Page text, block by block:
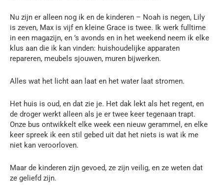
Nu zijn er alleen nog ik en de kinderen – Noah is negen, Lily
is zeven, Max is vijf en kleine Grace is twee. Ik werk fulltime
in een magazijn, en ’s avonds en in het weekend neem ik elke
klus aan die ik kan vinden: huishoudelijke apparaten
repareren, meubels sjouwen, muren bijwerken.
Alles wat het licht aan laat en het water laat stromen.
Het huis is oud, en dat zie je. Het dak lekt als het regent, en
de droger werkt alleen als je er twee keer tegenaan trapt.
Onze bus ontwikkelt elke week een nieuw gerammel, en elke
keer spreek ik een stil gebed uit dat het niets is wat ik me
niet kan veroorloven.
Maar de kinderen zijn gevoed, ze zijn veilig, en ze weten dat
ze geliefd zijn.